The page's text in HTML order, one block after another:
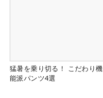
猛暑を乗り切る！ こだわり機
能派パンツ4選